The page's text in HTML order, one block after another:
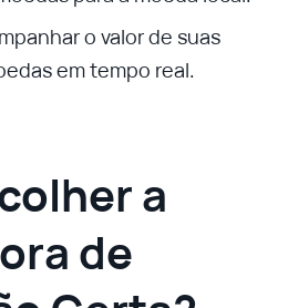
o valor de suas
em tempo real.
a
de